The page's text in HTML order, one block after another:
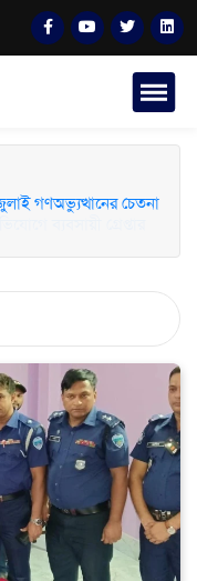
গণঅভ্যুত্থানের চেতনা